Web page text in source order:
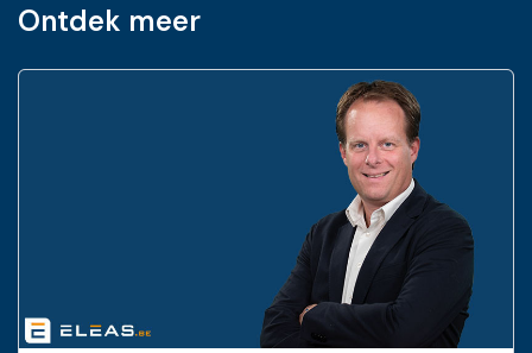
Ontdek meer